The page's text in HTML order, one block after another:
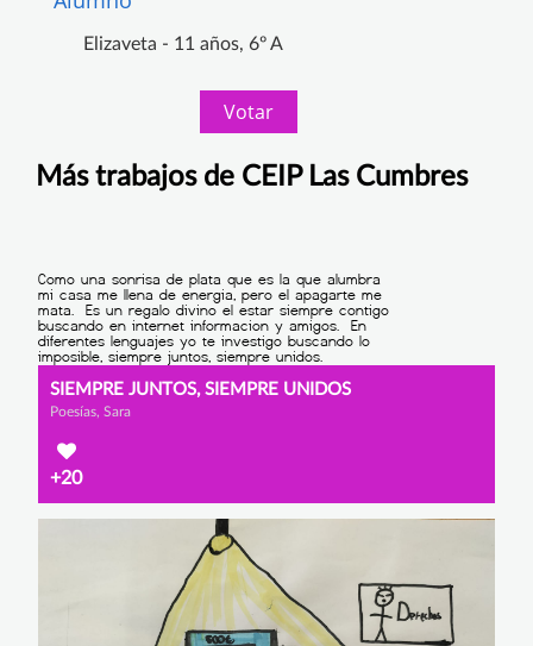
Elizaveta - 11 años, 6º A
Votar
Más trabajos de CEIP Las Cumbres
SIEMPRE JUNTOS, SIEMPRE UNIDOS
Poesías, Sara
+20